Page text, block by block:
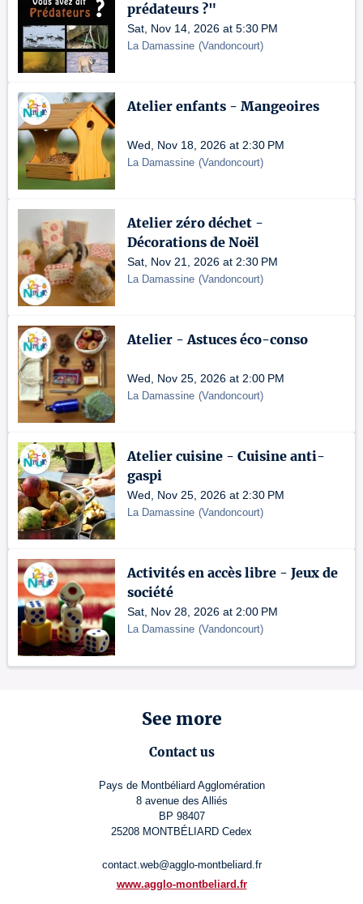
prédateurs ?"
Sat, Nov 14, 2026 at 5:30 PM
La Damassine (Vandoncourt)
Atelier enfants - Mangeoires
Wed, Nov 18, 2026 at 2:30 PM
La Damassine (Vandoncourt)
Atelier zéro déchet -
Décorations de Noël
Sat, Nov 21, 2026 at 2:30 PM
La Damassine (Vandoncourt)
Atelier - Astuces éco-conso
Wed, Nov 25, 2026 at 2:00 PM
La Damassine (Vandoncourt)
Atelier cuisine - Cuisine anti-
gaspi
Wed, Nov 25, 2026 at 2:30 PM
La Damassine (Vandoncourt)
Activités en accès libre - Jeux de
société
Sat, Nov 28, 2026 at 2:00 PM
La Damassine (Vandoncourt)
See more
Contact us
Pays de Montbéliard Agglomération
8 avenue des Alliés
BP 98407
25208 MONTBÉLIARD Cedex
contact.web@agglo-montbeliard.fr
www.agglo-montbeliard.fr